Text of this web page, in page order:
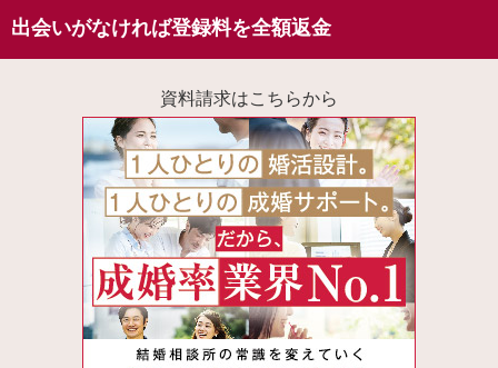
出会いがなければ登録料を全額返金
資料請求はこちらから